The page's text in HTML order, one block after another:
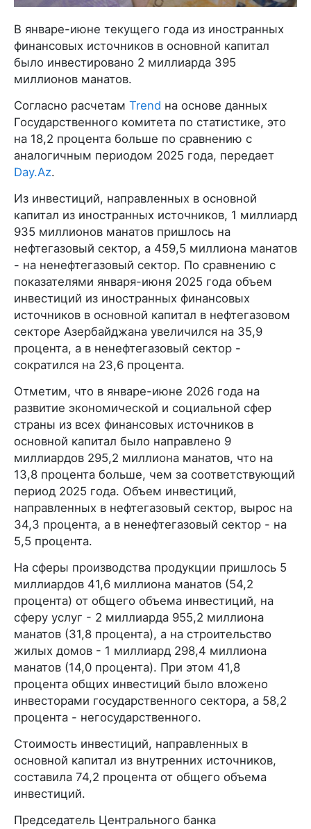
В январе-июне текущего года из иностранных
финансовых источников в основной капитал
было инвестировано 2 миллиарда 395
миллионов манатов.
Согласно расчетам Trend на основе данных
Государственного комитета по статистике, это
на 18,2 процента больше по сравнению с
аналогичным периодом 2025 года, передает
Day.Az.
Из инвестиций, направленных в основной
капитал из иностранных источников, 1 миллиард
935 миллионов манатов пришлось на
нефтегазовый сектор, а 459,5 миллиона манатов
- на ненефтегазовый сектор. По сравнению с
показателями января-июня 2025 года объем
инвестиций из иностранных финансовых
источников в основной капитал в нефтегазовом
секторе Азербайджана увеличился на 35,9
процента, а в ненефтегазовый сектор -
сократился на 23,6 процента.
Отметим, что в январе-июне 2026 года на
развитие экономической и социальной сфер
страны из всех финансовых источников в
основной капитал было направлено 9
миллиардов 295,2 миллиона манатов, что на
13,8 процента больше, чем за соответствующий
период 2025 года. Объем инвестиций,
направленных в нефтегазовый сектор, вырос на
34,3 процента, а в ненефтегазовый сектор - на
5,5 процента.
На сферы производства продукции пришлось 5
миллиардов 41,6 миллиона манатов (54,2
процента) от общего объема инвестиций, на
сферу услуг - 2 миллиарда 955,2 миллиона
манатов (31,8 процента), а на строительство
жилых домов - 1 миллиард 298,4 миллиона
манатов (14,0 процента). При этом 41,8
процента общих инвестиций было вложено
инвесторами государственного сектора, а 58,2
процента - негосударственного.
Стоимость инвестиций, направленных в
основной капитал из внутренних источников,
составила 74,2 процента от общего объема
инвестиций.
Председатель Центрального банка